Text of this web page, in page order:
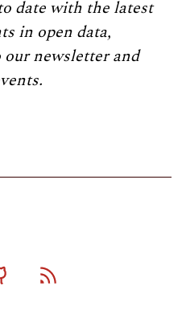
date with the latest
in open data,
our newsletter and
Github